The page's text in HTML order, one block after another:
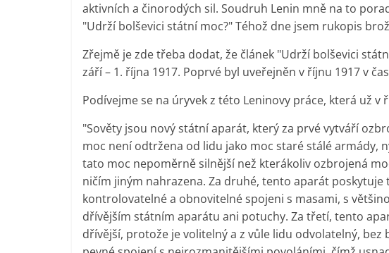
aktivních a činorodých sil. Soudruh Lenin mně na to
"Udrží bolševici státní moc?" Téhož dne jsem rukopis
Zřejmě je zde třeba dodat, že článek "Udrží bolševici
září – 1. října 1917. Poprvé byl uveřejněn v říjnu 1917 v
Podívejme se na úryvek z této Leninovy práce, která už v
"Sověty jsou nový státní aparát, který za prvé vytváří
moc není odtržena od lidu jako moc staré stálé armády,
tato moc nepoměrně silnější než kterákoliv ozbrojená
ničím jiným nahrazena. Za druhé, tento aparát poskytuje
kontrolovatelné a obnovitelné spojeni s masami, s
dřívějším státním aparátu ani potuchy. Za třetí, tento
dřívější, protože je volitelný a z vůle lidu odvolatelný,